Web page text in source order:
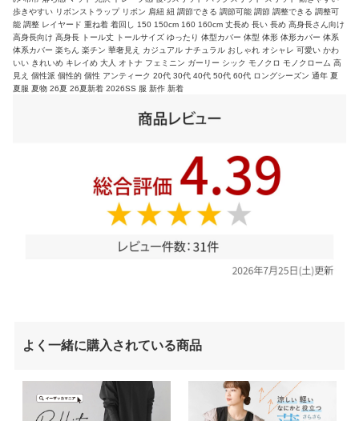
歩きやすい リボンストラップ リボン 肩紐 紐 調節できる 調節可能 調節 調整できる 調整可
能 調整 レイヤード 重ね着 着回し 150 150cm 160 160cm 丈長め 長い 長め 高身長さん向け
高身長向け 高身長 トール丈 トールサイズ ゆったり 体型カバー 体型 体形 体形カバー 体系
体系カバー 楽ちん 楽チン 華奢見え カジュアル ナチュラル おしゃれ オシャレ 可愛い かわ
いい きれいめ キレイめ 大人 オトナ フェミニン ガーリー シック モノクロ モノクローム 高
見え 個性派 個性的 個性 アンティーク 20代 30代 40代 50代 60代 ロングシーズン 通年 夏
夏服 夏物 26夏 26夏新着 2026SS 服 新作 新着
よく一緒に購入されている商品